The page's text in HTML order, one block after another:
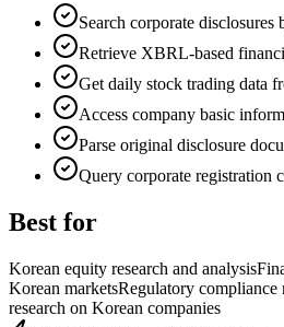
Search corporate disclosures
Retrieve XBRL-based
Get daily stock trading data
Access company basic
Parse original disclosure
Query corporate registration
Best for
Korean equity research and analysis
Korean marketsRegulatory compliance
research on Korean companies